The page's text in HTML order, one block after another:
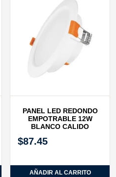
PANEL LED REDONDO
EMPOTRABLE 12W
BLANCO CALIDO
$87.45
AÑADIR AL CARRITO